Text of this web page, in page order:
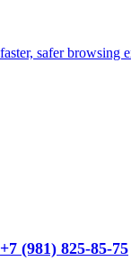
+7 (981) 825-85-75